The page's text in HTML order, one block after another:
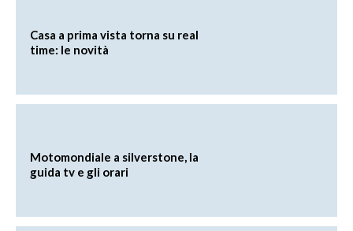
Casa a prima vista torna su real
time: le novità
Motomondiale a silverstone, la
guida tv e gli orari